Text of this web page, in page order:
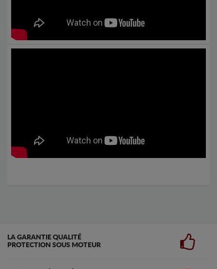
LA GARANTIE QUALITÉ
PROTECTION SOUS MOTEUR